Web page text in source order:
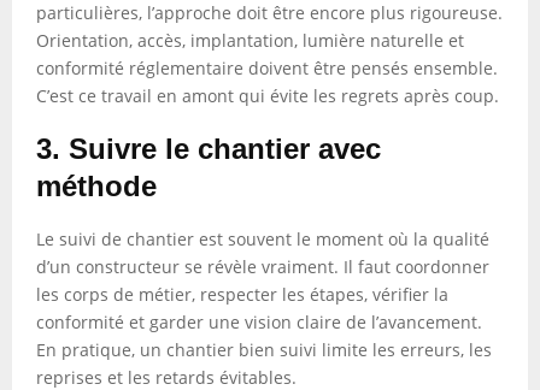
particulières, l’approche doit être encore plus rigoureuse.
Orientation, accès, implantation, lumière naturelle et
conformité réglementaire doivent être pensés ensemble.
C’est ce travail en amont qui évite les regrets après coup.
3. Suivre le chantier avec
méthode
Le suivi de chantier est souvent le moment où la qualité
d’un constructeur se révèle vraiment. Il faut coordonner
les corps de métier, respecter les étapes, vérifier la
conformité et garder une vision claire de l’avancement.
En pratique, un chantier bien suivi limite les erreurs, les
reprises et les retards évitables.